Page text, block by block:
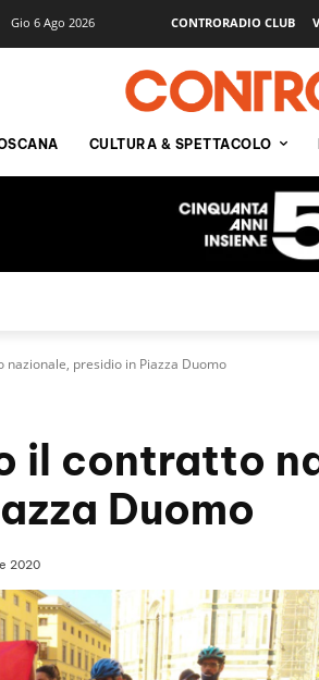
Gio 6 Ago 2026 CONTRORADIO CLUB
CULTURA & SPETTACOLO
nazionale, presidio in Piazza Duomo
il contratto
Duomo
2020